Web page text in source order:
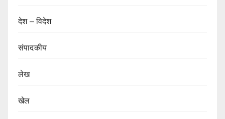
देश – विदेश
संपादकीय
लेख
खेल